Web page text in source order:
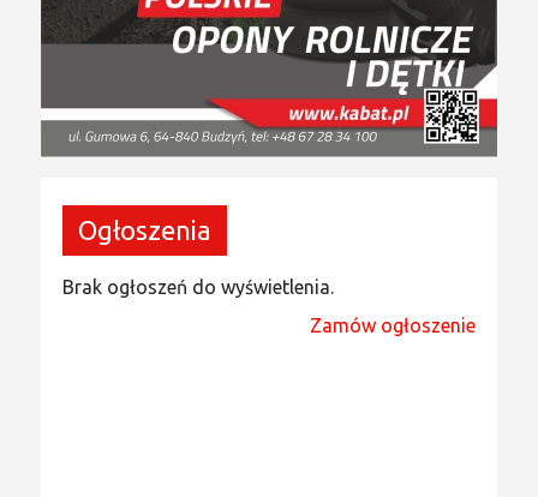
Ogłoszenia
Brak ogłoszeń do wyświetlenia.
Zamów ogłoszenie